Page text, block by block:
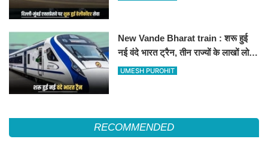
New Vande Bharat train : शरू हुई
नई वंदे भारत ट्रैन, तीन राज्यों के लाखों लोगों
का सफर होगा आसान, देखें पूरा रूटमैप
UMESH PUROHIT
RECOMMENDED